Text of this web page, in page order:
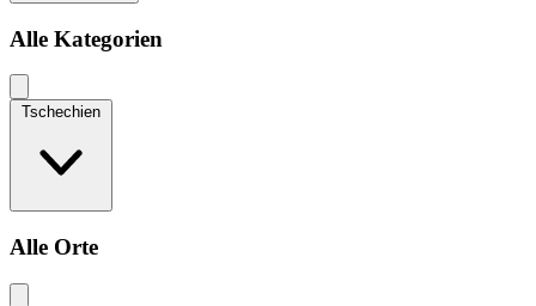
Alle Kategorien
Tschechien
Alle Orte